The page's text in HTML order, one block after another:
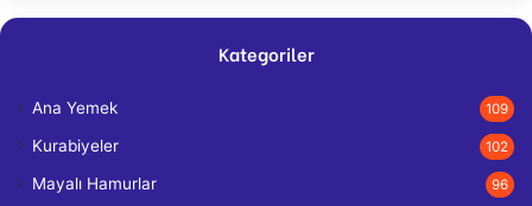
Kategoriler
Ana Yemek 109
Kurabiyeler 102
Mayalı Hamurlar 96